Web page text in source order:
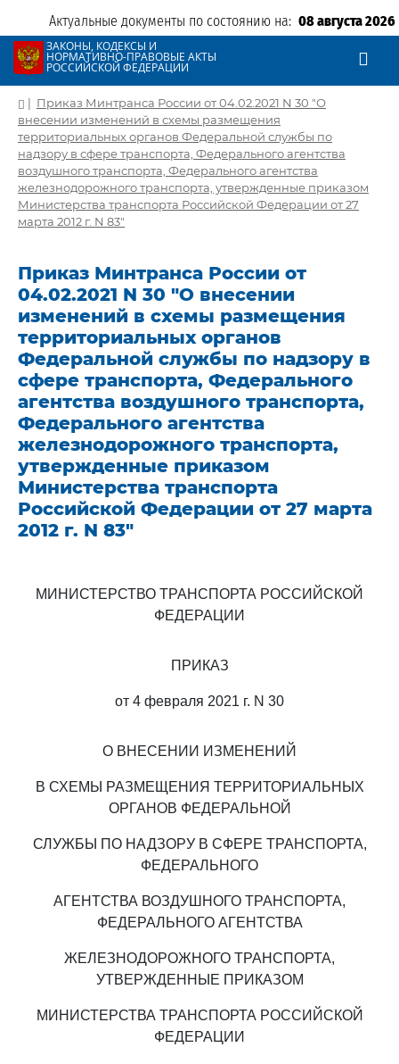
Актуальные документы по состоянию на: 08 августа 2026
ЗАКОНЫ, КОДЕКСЫ И
НОРМАТИВНО-ПРАВОВЫЕ АКТЫ
РОССИЙСКОЙ ФЕДЕРАЦИИ
| Приказ Минтранса России от 04.02.2021 N 30 "О
внесении изменений в схемы размещения
территориальных органов Федеральной службы по
надзору в сфере транспорта, Федерального агентства
воздушного транспорта, Федерального агентства
железнодорожного транспорта, утвержденные приказом
Министерства транспорта Российской Федерации от 27
марта 2012 г. N 83"
Приказ Минтранса России от
04.02.2021 N 30 "О внесении
изменений в схемы размещения
территориальных органов
Федеральной службы по надзору в
сфере транспорта, Федерального
агентства воздушного транспорта,
Федерального агентства
железнодорожного транспорта,
утвержденные приказом
Министерства транспорта
Российской Федерации от 27 марта
2012 г. N 83"
МИНИСТЕРСТВО ТРАНСПОРТА РОССИЙСКОЙ
ФЕДЕРАЦИИ
ПРИКАЗ
от 4 февраля 2021 г. N 30
О ВНЕСЕНИИ ИЗМЕНЕНИЙ
В СХЕМЫ РАЗМЕЩЕНИЯ ТЕРРИТОРИАЛЬНЫХ
ОРГАНОВ ФЕДЕРАЛЬНОЙ
СЛУЖБЫ ПО НАДЗОРУ В СФЕРЕ ТРАНСПОРТА,
ФЕДЕРАЛЬНОГО
АГЕНТСТВА ВОЗДУШНОГО ТРАНСПОРТА,
ФЕДЕРАЛЬНОГО АГЕНТСТВА
ЖЕЛЕЗНОДОРОЖНОГО ТРАНСПОРТА,
УТВЕРЖДЕННЫЕ ПРИКАЗОМ
МИНИСТЕРСТВА ТРАНСПОРТА РОССИЙСКОЙ
ФЕДЕРАЦИИ